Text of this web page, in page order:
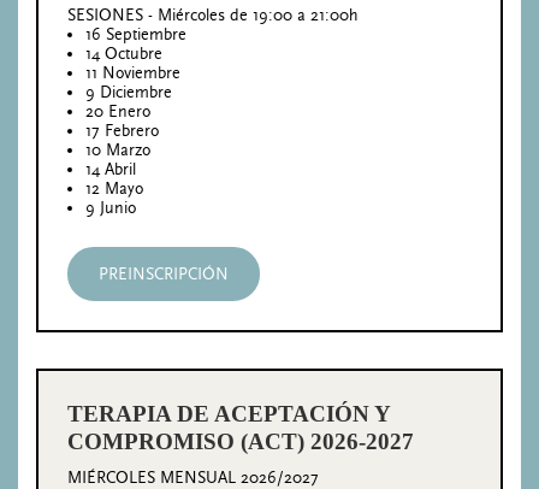
SESIONES - Miércoles de 19:00 a 21:00h
16 Septiembre
14 Octubre
11 Noviembre
9 Diciembre
20 Enero
17 Febrero
10 Marzo
14 Abril
12 Mayo
9 Junio
PREINSCRIPCIÓN
TERAPIA DE ACEPTACIÓN Y
COMPROMISO (ACT) 2026-2027
MIÉRCOLES MENSUAL 2026/2027